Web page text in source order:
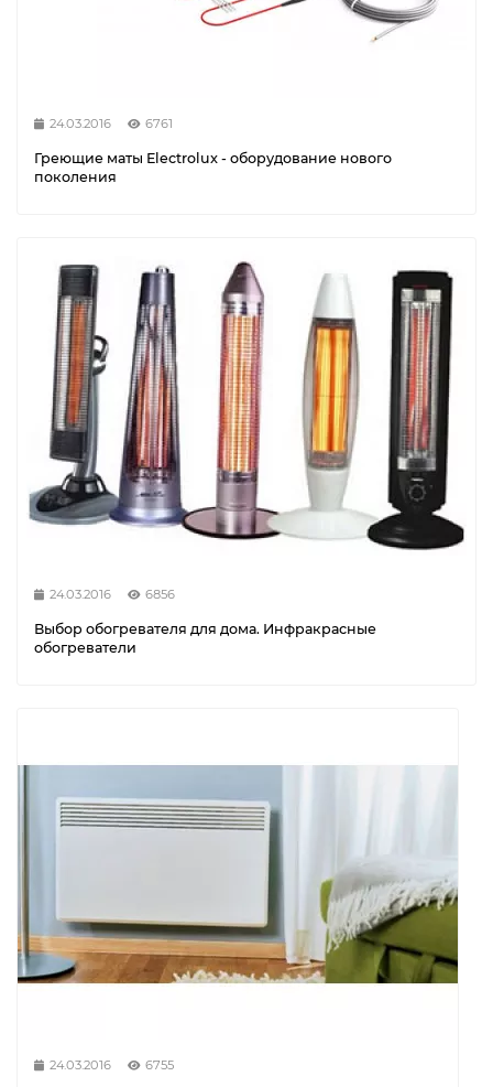
24.03.2016 6761
Греющие маты Electrolux - оборудование нового
поколения
24.03.2016 6856
Выбор обогревателя для дома. Инфракрасные
обогреватели
24.03.2016 6755